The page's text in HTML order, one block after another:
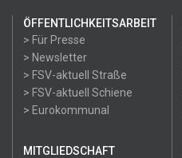
ÖFFENTLICHKEITSARBEIT
> Für Presse
> Newsletter
> FSV-aktuell Straße
> FSV-aktuell Schiene
> Eurokommunal
MITGLIEDSCHAFT